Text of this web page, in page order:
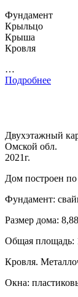
Фундамент
Крыльцо
Крыша
Кровля
…
Подробнее
Двухэтажный
Омской обл.
2021г.
Дом построен
Фундамент:
Размер дома:
Общая площадь:
Кровля.
Окна: